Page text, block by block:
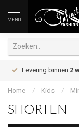
MENU
Levering binnen 2
Home / Kids /
SHORTEN